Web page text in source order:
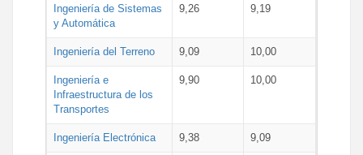
Ingeniería de Sistemas
y Automática
9,26 9,19
Ingeniería del Terreno 9,09 10,00
Ingeniería e
Infraestructura de los
Transportes
9,90 10,00
Ingeniería Electrónica 9,38 9,09